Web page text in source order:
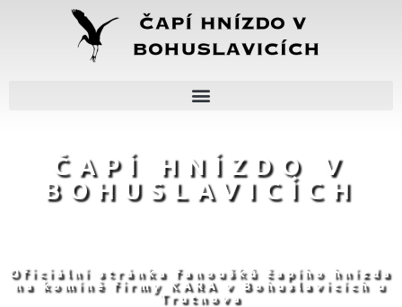
ČAPÍ HNÍZDO V
BOHUSLAVICÍCH
Oficiální stránka fanoušků čapího hnízda
na komíně firmy KARA v Bohuslavicích u
Trutnova